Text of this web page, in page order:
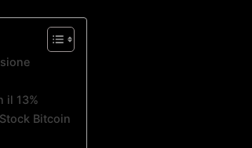
il 13%
Bitcoin